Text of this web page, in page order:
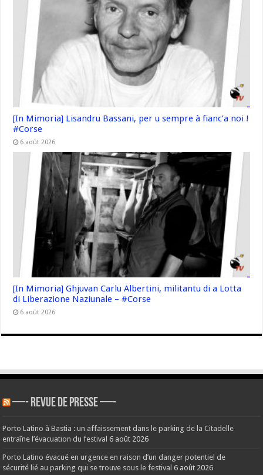
[In Mimoria] Lisandru Bassani, per u sempre à fianc’a noi !
#Corse
6 août 2026
[In Mimoria] Ghjuvan Carlu Albertini, militantu di a Lotta
di Liberazione Naziunale – #Corse
6 août 2026
—- REVUE DE PRESSE —-
Porto Latino à Bastia : un affaissement dans le parking de la Citadelle
entraîne l’évacuation du festival 6 août 2026
Porto Latino évacué en urgence en raison d’un danger potentiel de
sécurité lié au parking qui se trouve sous le festival 6 août 2026